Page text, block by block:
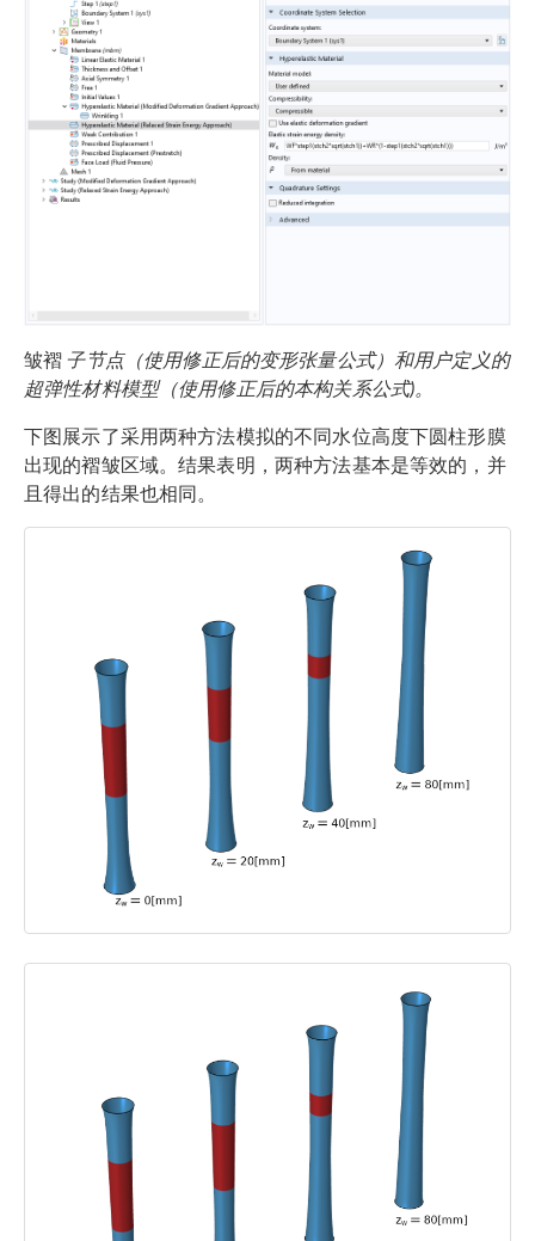
皱褶 子节点（使用修正后的变形张量公式）和用户定义的
超弹性材料模型（使用修正后的本构关系公式)。
下图展示了采用两种方法模拟的不同水位高度下圆柱形膜
出现的褶皱区域。结果表明，两种方法基本是等效的，并
且得出的结果也相同。